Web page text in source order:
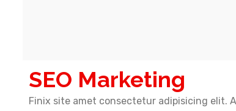
SEO Marketing
Finix site amet consectetur adipisicing elit.